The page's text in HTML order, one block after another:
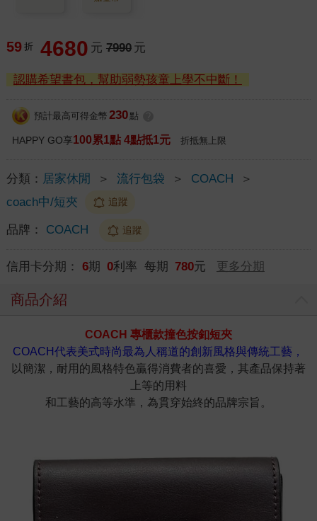
59 折 4680 元 7990 元
認購希望書包，幫助弱勢孩童上學不中斷！
預計最高可得金幣 230 點
HAPPY GO享100累1點 4點抵1元 折抵無上限
分類： 居家休閒 ＞ 流行包袋 ＞ COACH
＞
coach中/短夾
追蹤
品牌： COACH 追蹤
信用卡分期： 6期 0利率 每期 780元 更多分期
商品介紹
COACH 專櫃款撞色按釦短夾
COACH代表美式時尚最為人稱道的創新風格與傳統工藝，
以簡潔，耐用的風格特色贏得消費者的喜愛，其產品保持著
上等的用料
和工藝的高等水準，為貫穿始終的品牌宗旨。